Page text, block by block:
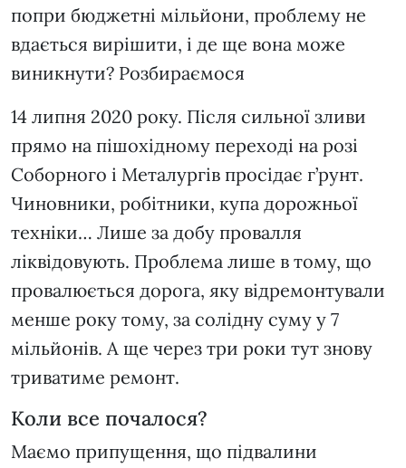
попри бюджетні мільйони, проблему не
вдається вирішити, і де ще вона може
виникнути? Розбираємося
14 липня 2020 року. Після сильної зливи
прямо на пішохідному переході на розі
Соборного і Металургів просідає г’рунт.
Чиновники, робітники, купа дорожньої
техніки… Лише за добу провалля
ліквідовують. Проблема лише в тому, що
провалюється дорога, яку відремонтували
менше року тому, за солідну суму у 7
мільйонів. А ще через три роки тут знову
триватиме ремонт.
Коли все почалося?
Маємо припущення, що підвалини